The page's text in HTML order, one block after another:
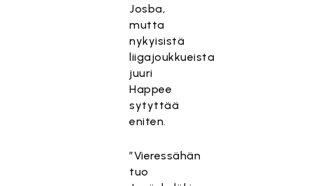
Josba,
mutta
nykyisistä
liigajoukkueista
juuri
Happee
sytyttää
eniten.
”Vieressähän
tuo